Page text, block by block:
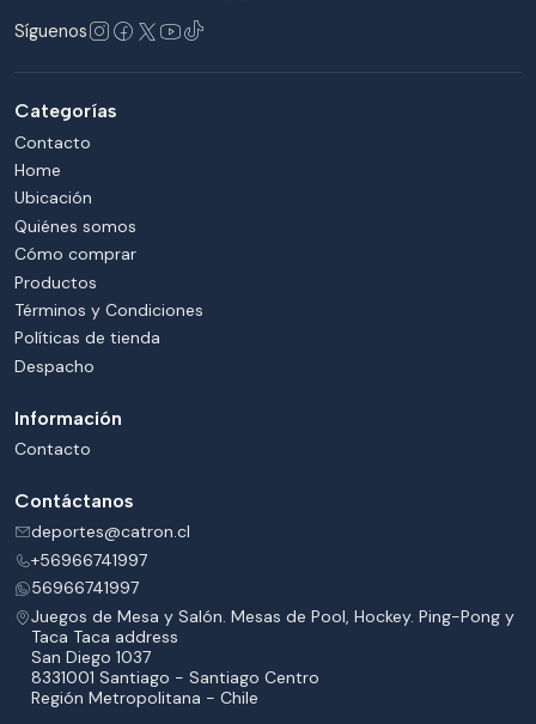
Síguenos
Categorías
Contacto
Home
Ubicación
Quiénes somos
Cómo comprar
Productos
Términos y Condiciones
Políticas de tienda
Despacho
Información
Contacto
Contáctanos
deportes@catron.cl
+56966741997
56966741997
Juegos de Mesa y Salón. Mesas de Pool, Hockey. Ping-Pong y
Taca Taca address
San Diego 1037
8331001 Santiago - Santiago Centro
Región Metropolitana - Chile